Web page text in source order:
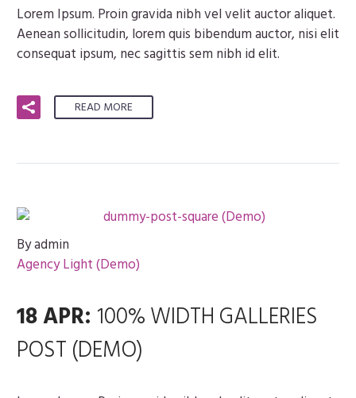
Lorem Ipsum. Proin gravida nibh vel velit auctor aliquet.
Aenean sollicitudin, lorem quis bibendum auctor, nisi elit
consequat ipsum, nec sagittis sem nibh id elit.
READ MORE
By admin
Agency Light (Demo)
18 APR: 100% WIDTH GALLERIES
POST (DEMO)